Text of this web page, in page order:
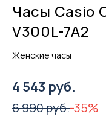
Часы Casio
V300L-7A2
Женские часы
4 543 руб.
6 990 руб.-35%